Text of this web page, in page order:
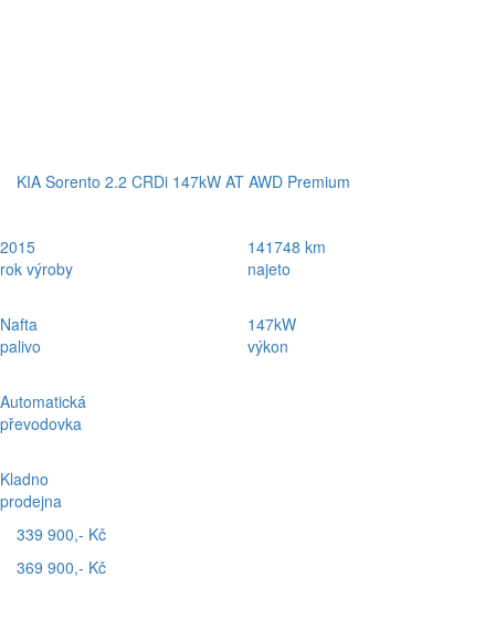
KIA Sorento 2.2 CRDi 147kW AT AWD Premium
2015
rok výroby
Nafta
palivo
Automatická
převodovka
Kladno
prodejna
141748 km
najeto
147kW
výkon
339 900,- Kč
369 900,- Kč